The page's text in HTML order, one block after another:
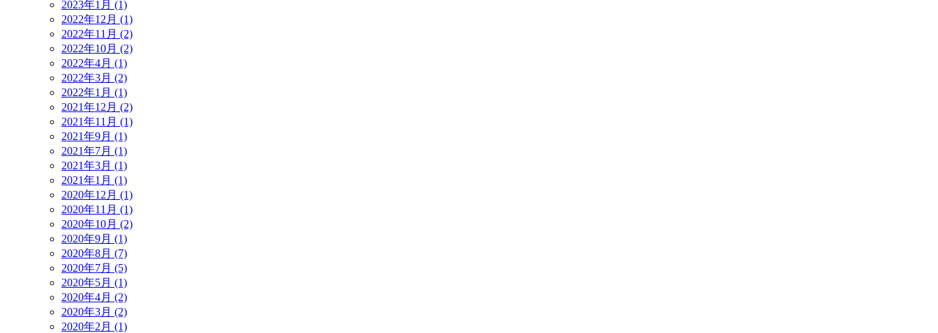
2023年1月 (1)
2022年12月 (1)
2022年11月 (2)
2022年10月 (2)
2022年4月 (1)
2022年3月 (2)
2022年1月 (1)
2021年12月 (2)
2021年11月 (1)
2021年9月 (1)
2021年7月 (1)
2021年3月 (1)
2021年1月 (1)
2020年12月 (1)
2020年11月 (1)
2020年10月 (2)
2020年9月 (1)
2020年8月 (7)
2020年7月 (5)
2020年5月 (1)
2020年4月 (2)
2020年3月 (2)
2020年2月 (1)